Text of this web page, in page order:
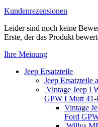
Kundenrezensionen
Leider sind noch keine
Erste, der das Produkt
Ihre Meinung
Jeep Ersatzteile
Jeep Ersatzteile
Vintage Jeep I
GPW I Mutt 41-
Vintage
Ford